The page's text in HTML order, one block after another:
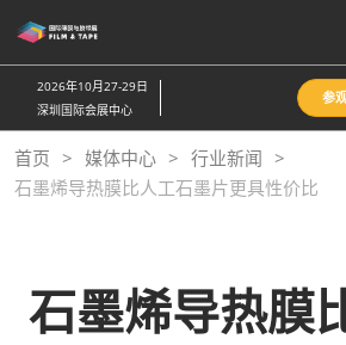
接
跳
至
内
容
2026年10月27-29日
深圳国际会展中心
参
首页 媒体中心
行业新闻
石墨烯导热膜比人工石墨片更具性价比
石墨烯导热膜